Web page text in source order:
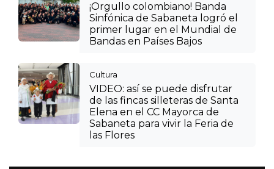
¡Orgullo colombiano! Banda
Sinfónica de Sabaneta logró el
primer lugar en el Mundial de
Bandas en Países Bajos
Cultura
VIDEO: así se puede disfrutar
de las fincas silleteras de Santa
Elena en el CC Mayorca de
Sabaneta para vivir la Feria de
las Flores